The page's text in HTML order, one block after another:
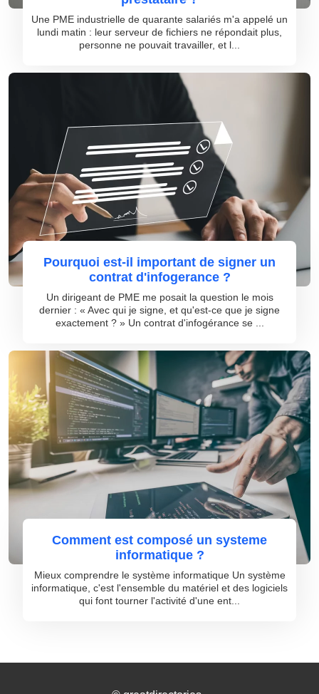
Une PME industrielle de quarante salariés m'a appelé un
lundi matin : leur serveur de fichiers ne répondait plus,
personne ne pouvait travailler, et l...
Pourquoi est-il important de signer un
contrat d'infogerance ?
Un dirigeant de PME me posait la question le mois
dernier : « Avec qui je signe, et qu'est-ce que je signe
exactement ? » Un contrat d'infogérance se ...
Comment est composé un systeme
informatique ?
Mieux comprendre le système informatique Un système
informatique, c'est l'ensemble du matériel et des logiciels
qui font tourner l'activité d'une ent...